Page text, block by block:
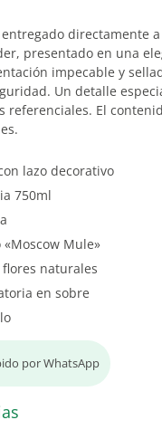
entregado directamente
presentado en una
impecable y
Un detalle
referenciales. El
lazo decorativo
750ml
Mule»
naturales
en sobre
por WhatsApp